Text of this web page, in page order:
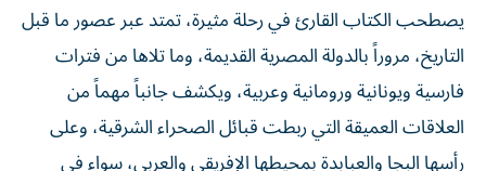
يصطحب الكتاب القارئ في رحلة مثيرة، تمتد عبر عصور ما قبل
التاريخ، مروراً بالدولة المصرية القديمة، وما تلاها من فترات
فارسية ويونانية ورومانية وعربية، ويكشف جانباً مهماً من
العلاقات العميقة التي ربطت قبائل الصحراء الشرقية، وعلى